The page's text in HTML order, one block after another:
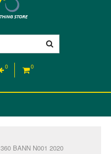
0 0
BANN N001 2020